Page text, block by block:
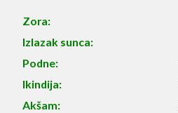
Zora:
Izlazak sunca:
Podne:
Ikindija:
Akšam: